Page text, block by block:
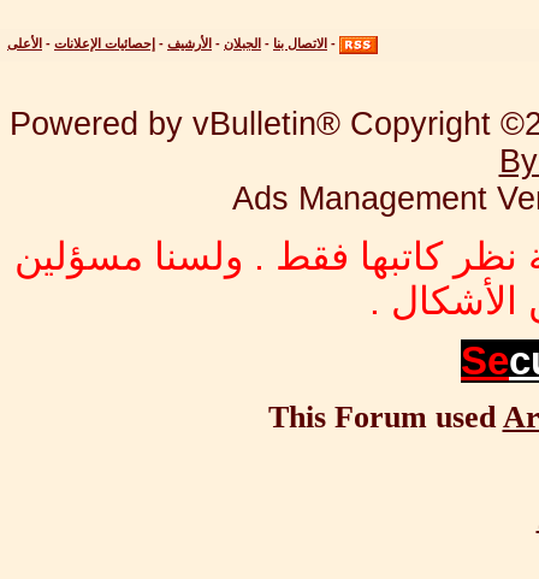
- الاتصال بنا - الجبلان - الأرشيف - إحصائيات الإعلانات - الأعلى
Powered by vBulletin® Copyright
Ads Management
نظر كاتبها فقط . ولسنا مسؤلين
.
Se
This Forum used